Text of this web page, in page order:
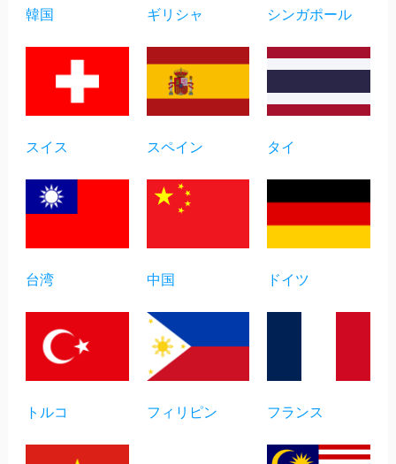
韓国 ギリシャ シンガポール
スイス スペイン タイ
台湾 中国 ドイツ
トルコ フィリピン フランス